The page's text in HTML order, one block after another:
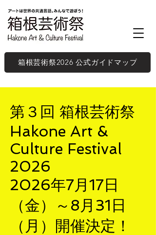
箱根芸術祭2026 公式ガイドマップ
第３回 箱根芸術祭
Hakone Art &
Culture Festival
2026
2026年7月17日
（金）～8月31日
（月）開催決定！